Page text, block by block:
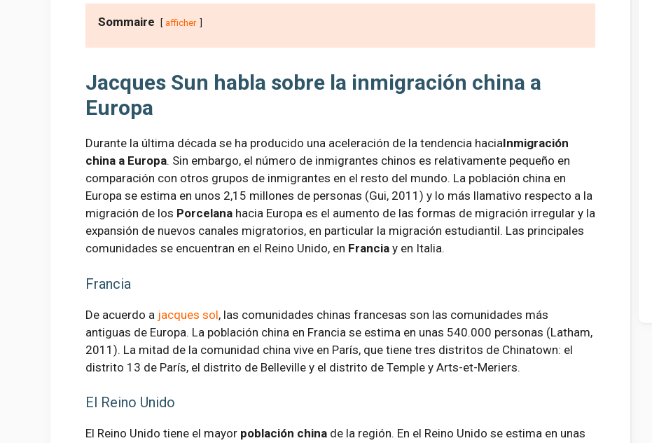
Sommaire afficher
Jacques Sun habla sobre la inmigración china a
Europa
Durante la última década se ha producido una aceleración de la tendencia haciaInmigración
china a Europa. Sin embargo, el número de inmigrantes chinos es relativamente pequeño en
comparación con otros grupos de inmigrantes en el resto del mundo. La población china en
Europa se estima en unos 2,15 millones de personas (Gui, 2011) y lo más llamativo respecto a la
migración de los Porcelana hacia Europa es el aumento de las formas de migración irregular y la
expansión de nuevos canales migratorios, en particular la migración estudiantil. Las principales
comunidades se encuentran en el Reino Unido, en Francia y en Italia.
Francia
De acuerdo a jacques sol, las comunidades chinas francesas son las comunidades más
antiguas de Europa. La población china en Francia se estima en unas 540.000 personas (Latham,
2011). La mitad de la comunidad china vive en París, que tiene tres distritos de Chinatown: el
distrito 13 de París, el distrito de Belleville y el distrito de Temple y Arts-et-Meriers.
El Reino Unido
El Reino Unido tiene el mayor población china de la región. En el Reino Unido se estima en unas